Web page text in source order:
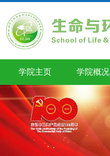
学院主页 学院概况